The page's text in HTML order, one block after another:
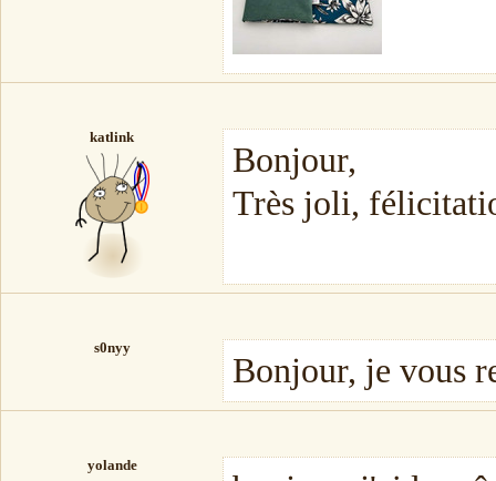
katlink
Bonjour,
Très joli,
s0nyy
Bonjour, je vous
yolande